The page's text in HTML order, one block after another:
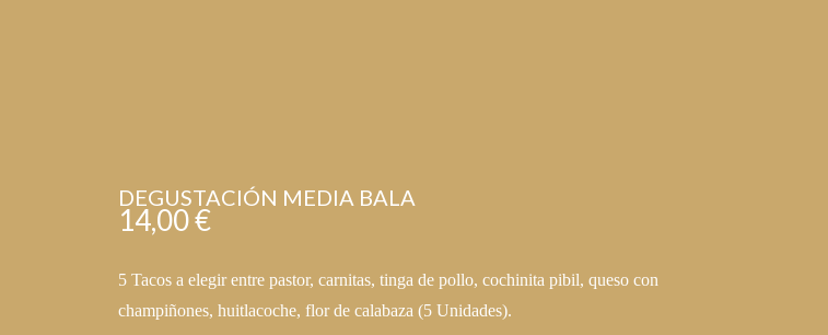
DEGUSTACIÓN MEDIA BALA
14,00€
5 Tacos a elegir entre pastor, carnitas, tinga de pollo, cochinita pibil, queso con
champiñones, huitlacoche, flor de calabaza (5 Unidades).